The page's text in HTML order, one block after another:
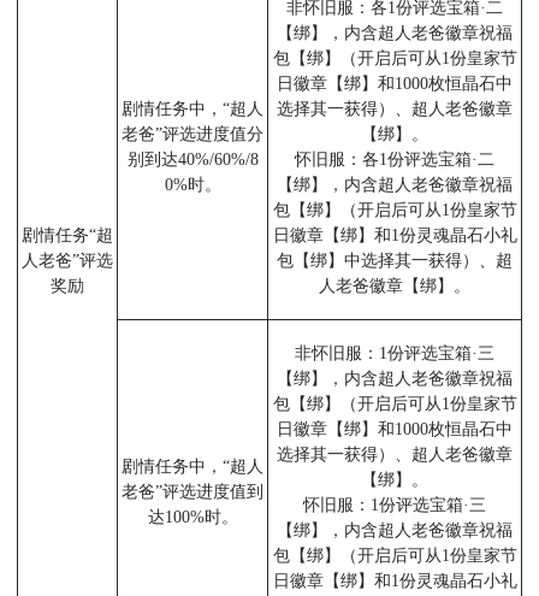
剧情任务“超
人老爸”评选
奖励
剧情任务中，“超人
老爸”评选进度值分
别到达40%/60%/8
0%时。
非怀旧服：各1份评选宝箱·二
【绑】，内含超人老爸徽章祝福
包【绑】（开启后可从1份皇家节
日徽章【绑】和1000枚恒晶石中
选择其一获得）、超人老爸徽章
【绑】。
怀旧服：各1份评选宝箱·二
【绑】，内含超人老爸徽章祝福
包【绑】（开启后可从1份皇家节
日徽章【绑】和1份灵魂晶石小礼
包【绑】中选择其一获得）、超
人老爸徽章【绑】。
剧情任务中，“超人
老爸”评选进度值到
达100%时。
非怀旧服：1份评选宝箱·三
【绑】，内含超人老爸徽章祝福
包【绑】（开启后可从1份皇家节
日徽章【绑】和1000枚恒晶石中
选择其一获得）、超人老爸徽章
【绑】。
怀旧服：1份评选宝箱·三
【绑】，内含超人老爸徽章祝福
包【绑】（开启后可从1份皇家节
日徽章【绑】和1份灵魂晶石小礼